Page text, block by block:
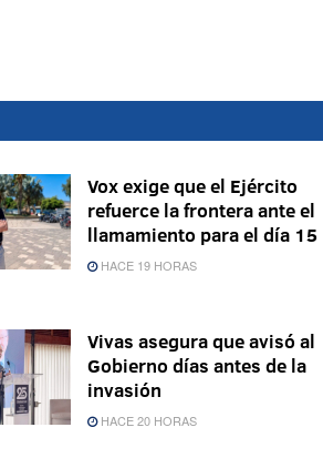
Vox exige que el Ejército
refuerce la frontera ante el
llamamiento para el día 15
HACE 19 HORAS
Vivas asegura que avisó al
Gobierno días antes de la
invasión
HACE 20 HORAS